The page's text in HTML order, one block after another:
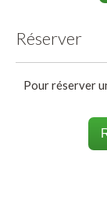
Réserver
Pour réserver